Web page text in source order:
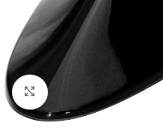
Увеличить